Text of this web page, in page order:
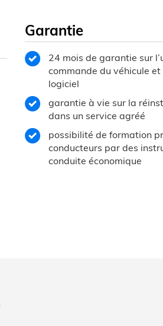
Garantie
24 mois de garantie sur
commande du véhicule
logiciel
garantie à vie sur la
dans un service agréé
possibilité de formation
conducteurs par des
conduite économique